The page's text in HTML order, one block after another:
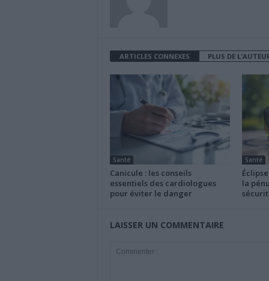
ARTICLES CONNEXES PLUS DE
Santé
Canicule : les conseils
essentiels des cardiologues
pour éviter le danger
Santé
la
LAISSER UN COMMENTAIRE